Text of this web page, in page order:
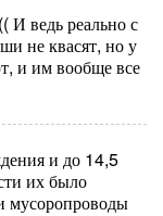
И ведь реально с
не квасят, но у
и им вообще все
и до 14,5
их было
мусоропроводы